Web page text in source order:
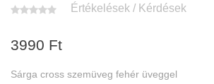
Értékelések / Kérdések
3990 Ft
Sárga cross szemüveg fehér üveggel